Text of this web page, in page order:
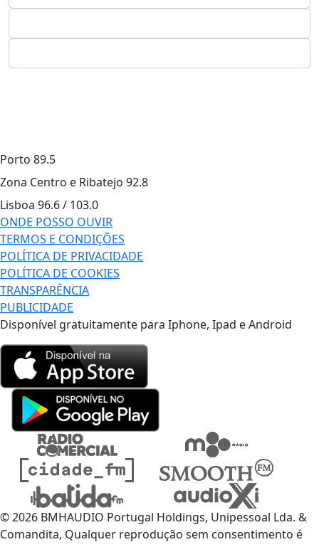
Porto 89.5
Zona Centro e Ribatejo 92.8
Lisboa 96.6 / 103.0
ONDE POSSO OUVIR
TERMOS E CONDIÇÕES
POLÍTICA DE PRIVACIDADE
POLÍTICA DE COOKIES
TRANSPARÊNCIA
PUBLICIDADE
Disponível gratuitamente para Iphone, Ipad e Android
© 2026 BMHAUDIO Portugal Holdings, Unipessoal Lda. &
Comandita, Qualquer reprodução sem consentimento é